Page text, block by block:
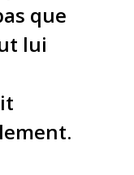
que
lui